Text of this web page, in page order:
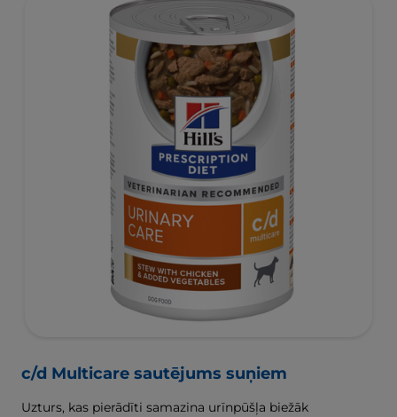
c/d Multicare sautējums suņiem
Uzturs, kas pierādīti samazina urīnpūšļa biežāk